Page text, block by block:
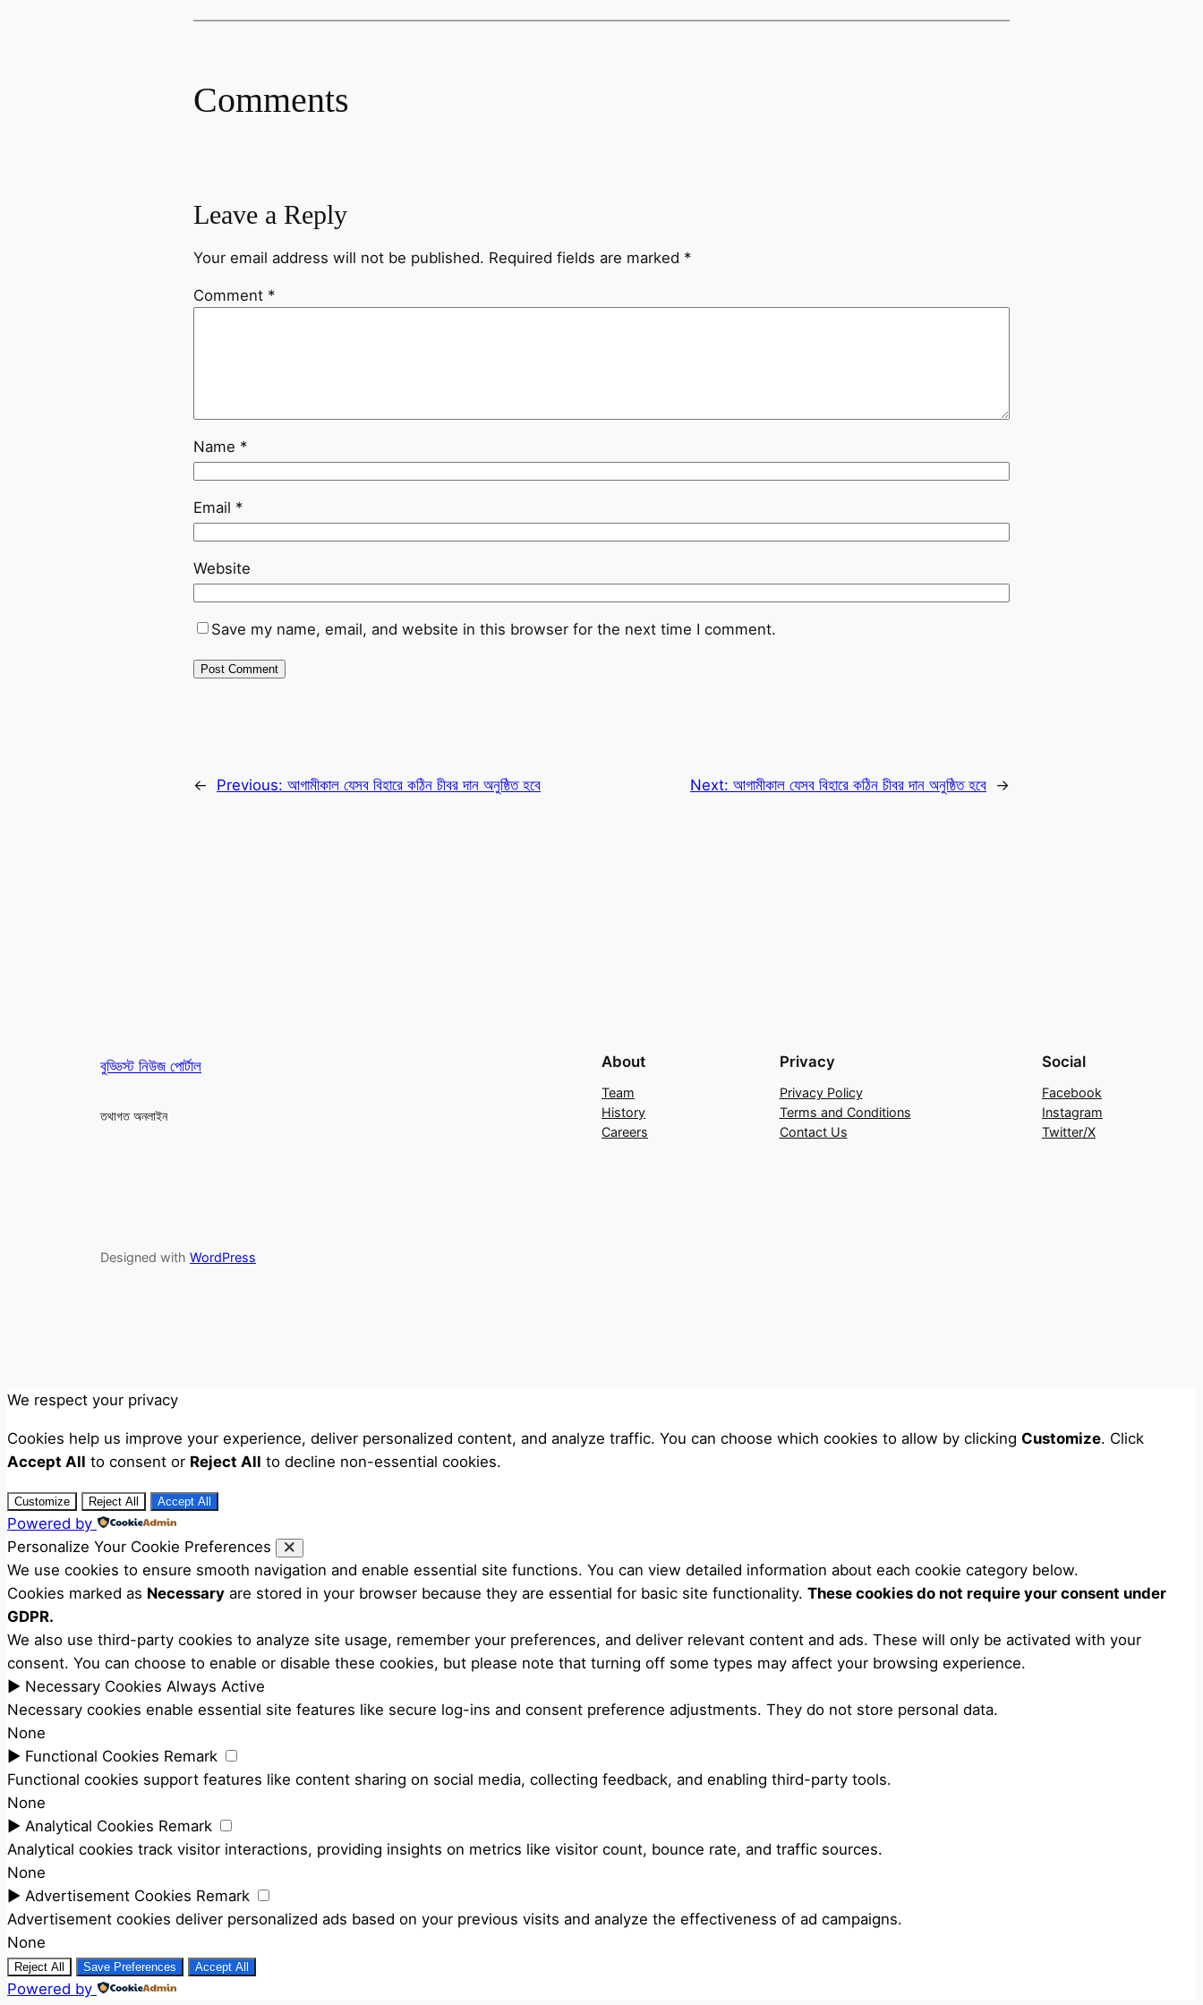
Comments
Leave a Reply
Your email address will not be published. Required fields are marked *
Comment *
Name *
Email *
Website
Save my name, email, and website in this browser for the next time I comment.
← Previous: আগামীকাল যেসব বিহারে কঠিন চীবর দান অনুষ্ঠিত হবে Next: আগামীকাল যেসব বিহারে কঠিন চীবর দান অনুষ্ঠিত হবে →
বুড্ডিস্ট নিউজ পোর্টাল
তথাগত অনলাইন
About
Team
History
Careers
Privacy
Privacy Policy
Terms and Conditions
Contact Us
Social
Facebook
Instagram
Twitter/X
Designed with WordPress
We respect your privacy
Cookies help us improve your experience, deliver personalized content, and analyze traffic. You can choose which cookies to allow by clicking Customize. Click
Accept All to consent or Reject All to decline non-essential cookies.
Customize Reject All Accept All
Powered by
Personalize Your Cookie Preferences
We use cookies to ensure smooth navigation and enable essential site functions. You can view detailed information about each cookie category below.
Cookies marked as Necessary are stored in your browser because they are essential for basic site functionality. These cookies do not require your consent under
GDPR.
We also use third-party cookies to analyze site usage, remember your preferences, and deliver relevant content and ads. These will only be activated with your
consent. You can choose to enable or disable these cookies, but please note that turning off some types may affect your browsing experience.
► Necessary Cookies Always Active
Necessary cookies enable essential site features like secure log-ins and consent preference adjustments. They do not store personal data.
None
► Functional Cookies Remark
Functional cookies support features like content sharing on social media, collecting feedback, and enabling third-party tools.
None
► Analytical Cookies Remark
Analytical cookies track visitor interactions, providing insights on metrics like visitor count, bounce rate, and traffic sources.
None
► Advertisement Cookies Remark
Advertisement cookies deliver personalized ads based on your previous visits and analyze the effectiveness of ad campaigns.
None
Reject All Save Preferences Accept All
Powered by